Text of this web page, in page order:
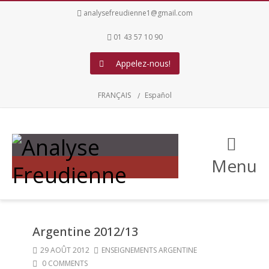
analysefreudienne1@gmail.com
01 43 57 10 90
Appelez-nous!
FRANÇAIS Español
Menu
Argentine 2012/13
29 AOÛT 2012
ENSEIGNEMENTS ARGENTINE
0 COMMENTS